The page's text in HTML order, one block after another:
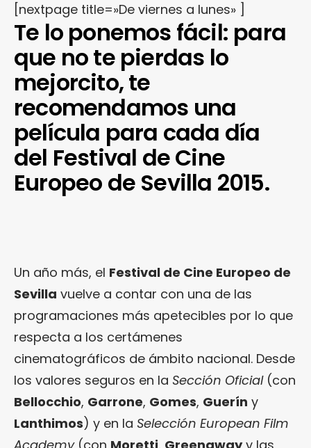
[nextpage title=»De viernes a lunes» ]
Te lo ponemos fácil: para
que no te pierdas lo
mejorcito, te
recomendamos una
película para cada día
del Festival de Cine
Europeo de Sevilla 2015.
Un año más, el Festival de Cine Europeo de
Sevilla vuelve a contar con una de las
programaciones más apetecibles por lo que
respecta a los certámenes
cinematográficos de ámbito nacional. Desde
los valores seguros en la Sección Oficial(con
Bellocchio, Garrone, Gomes, Guerín y
Lanthimos) y en la Selección European Film